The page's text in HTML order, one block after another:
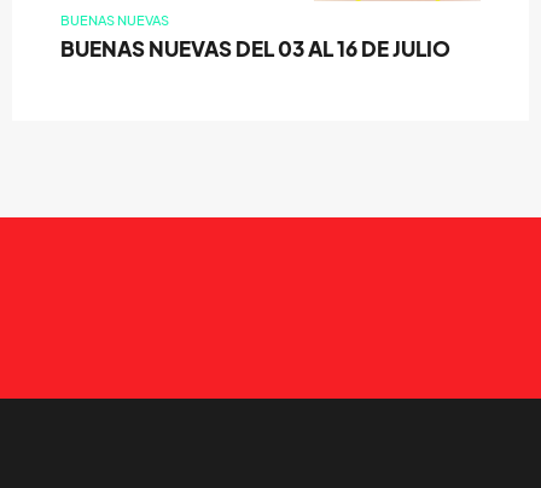
BUENAS NUEVAS
BUENAS NUEVAS DEL 03 AL 16 DE JULIO